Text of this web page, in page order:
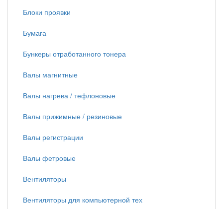
Блоки проявки
Бумага
Бункеры отработанного тонера
Валы магнитные
Валы нагрева / тефлоновые
Валы прижимные / резиновые
Валы регистрации
Валы фетровые
Вентиляторы
Вентиляторы для компьютерной тех